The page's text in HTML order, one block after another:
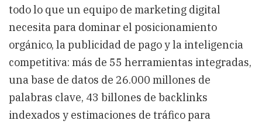
todo lo que un equipo de marketing digital
necesita para dominar el posicionamiento
orgánico, la publicidad de pago y la inteligencia
competitiva: más de 55 herramientas integradas,
una base de datos de 26.000 millones de
palabras clave, 43 billones de backlinks
indexados y estimaciones de tráfico para